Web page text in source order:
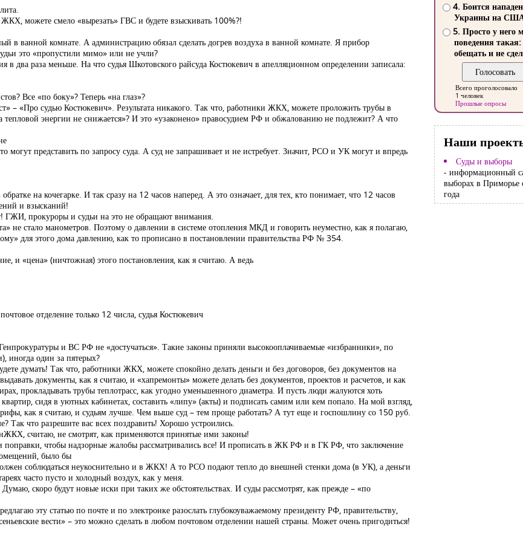
можете смело «вырезать» ГВС и будете взыскивать 100%?!
в ванной комнате. А администрацию обязал сделать догрев воздуха в ванной комнате. Я прибор
это «пропустили мимо» или не учли?
два раза меньше. На что судья Шкотовского райсуда Костюкевич в апелляционном определении записала:
Все «по боку»? Теперь «на глаз»?
– «Про судью Костюкевич». Результата никакого. Так что, работники ЖКХ, можете проложить трубы в
тепловой энергии не снижается»? И это «узаконено» правосудием РФ и обжалованию не подлежит? А что
представить по запросу суда. А суд не запрашивает и не истребует. Значит, РСО и УК могут и впредь
на кочегарке. И так сразу на 12 часов наперед. А это означает, для тех, кто понимает, что 12 часов
и взысканий!
ГЖИ, прокуроры и судьи на это не обращают внимания.
не стало манометров. Поэтому о давлении в системе отопления МКД и говорить неуместно, как я полагаю,
для этого дома давлению, как то прописано в постановлении правительства РФ № 354.
и «цена» (ничтожная) этого постановления, как я считаю. А ведь
отделение только 12 числа, судья Костюкевич
и ВС РФ не «достучаться». Такие законы приняли высокооплачиваемые «избранники», по
иногда один за пятерых?
думать! Так что, работники ЖКХ, можете спокойно делать деньги и без договоров, без документов на
документы, как я считаю, и «хапремонты» можете делать без документов, проектов и расчетов, и как
прокладывать трубы теплотрасс, как угодно уменьшенного диаметра. И пусть люди жалуются хоть
сидя в уютных кабинетах, составить «липу» (акты) и подписать самим или кем попало. На мой взгляд,
как я считаю, и судьям лучше. Чем выше суд – тем проще работать? А тут еще и госпошлину со 150 руб.
что разрешите вас всех поздравить! Хорошо устроились.
считаю, не смотрят, как применяются принятые ими законы!
чтобы надзорные жалобы рассматривались все! И прописать в ЖК РФ и в ГК РФ, что заключение
было бы
соблюдаться неукоснительно и в ЖКХ! А то РСО подают тепло до внешней стенки дома (в УК), а деньги
часто пусто и холодный воздух, как у меня.
скоро будут новые иски при таких же обстоятельствах. И суды рассмотрят, как прежде – «по
эту статью по почте и по электронке разослать глубокоуважаемому президенту РФ, правительству,
вести» – это можно сделать в любом почтовом отделении нашей страны. Может очень пригодиться!
4. Боится
Украины на
5. Просто у него
поведения такая:
обещать и не
Всего проголосовало
1 человек
Прошлые опросы
Наши
Суды и выборы
- информационный
выборах в Приморье
года